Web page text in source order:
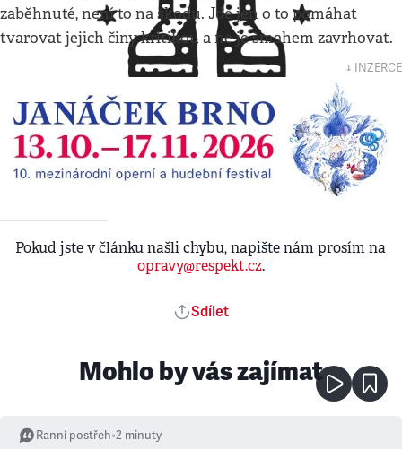
zaběhnuté, není to na škodu. Jde jen o to pomáhat
tvarovat jejich činy kritikou a ne je šmahem zavrhovat.
↓ INZERCE
Pokud jste v článku našli chybu, napište nám prosím na
opravy@respekt.cz.
Sdílet
Mohlo by vás zajímat
Ranní postřeh•2 minuty